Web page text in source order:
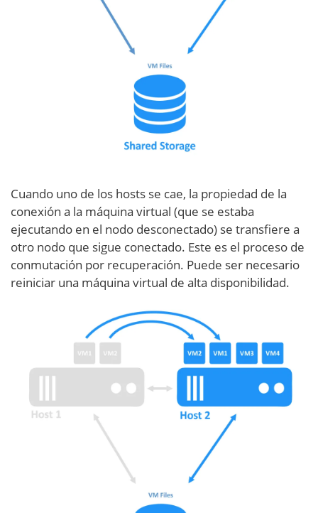
Cuando uno de los hosts se cae, la propiedad de la
conexión a la máquina virtual (que se estaba
ejecutando en el nodo desconectado) se transfiere a
otro nodo que sigue conectado. Este es el proceso de
conmutación por recuperación. Puede ser necesario
reiniciar una máquina virtual de alta disponibilidad.